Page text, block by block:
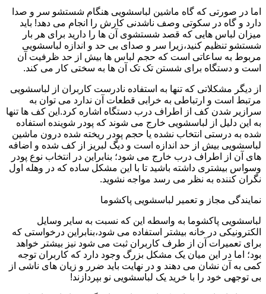
اما در صورتی که گاه ماشین لباسشویی هنگام شستشو سر و صدا
دارد و گاه در سکوتی وصف ناشدنی کارش را انجام می دهد! باید
میزان لباس هایی که قصد شستشوی آن ها را دارید برای هر بار
شستشو تنظیم کنید،زیرا سر و صدای بی حد و اندازه لباسشویی
مربوط به ساعاتی است که حجم لباس ها بیش از حد ظرفیت آن
است و دستگاه برای شستن تک تک آن ها به سختی کار می کند.
از دیگر مشکلاتی که تنها به استفاده نادرست کاربران از لباسشویی
مرتبط است و ارتباطی به خرابی قطعات آن ندارد می توان به
سرازیر شدن کف از اطراف درب دستگاه اشاره کرد.این کف ها تنها
به این دلیل از لباسشویی خارج می شوند که پودر شوینده استفاده
شده به درستی انتخاب نشده یا حجم پودر ریخته شده درون ماشین
لباسشویی بیش از حد اندازه است و دیگ لبریز از کف شده و اضافه
های آن از اطراف درب خارج می شود؛ بنابراین در انتخاب نوع پودر
وسواس بیشتری داشته باشید تا با این مشکل ساده که در وهله اول
نگران کننده به نظر می رسد مواجه نشوید.
نمایندگی مجاز و تعمیر لباسشویی پاکشوما
لباسشویی پاکشوما به واسطه این که نسبت به سایر وسایل
الکترونیکی در خانه بیشتر استفاده می شود،بنابراین درخواستی که
برای تعمیرات آن از طرف کاربران ثبت می شود نیز بیشتر خواهد
بود؛ اما در این میان یک مشکل بزرگ وجود دارد که کاربران توجه
کمی به آن نشان می دهند و در نهایت باید ضرر و زیان های ناشی از
بی توجهی خود را با خرید یک لباسشویی نو بپردازند!